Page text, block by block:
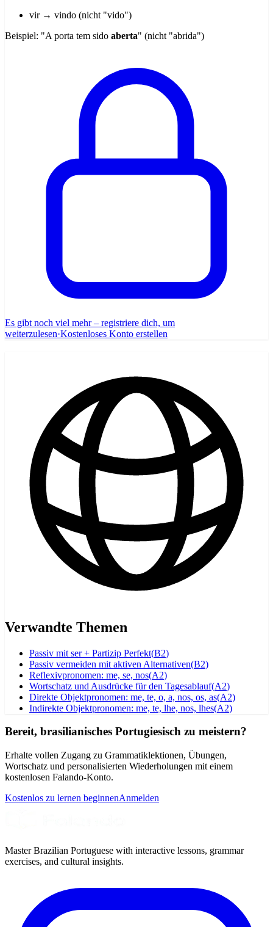
vir → vindo (nicht "vido")
Beispiel: "A porta tem sido aberta" (nicht "abrida")
Es gibt noch viel mehr – registriere dich, um
weiterzulesen·Kostenloses Konto erstellen
Verwandte Themen
Passiv mit ser + Partizip Perfekt(B2)
Passiv vermeiden mit aktiven Alternativen(B2)
Reflexivpronomen: me, se, nos(A2)
Wortschatz und Ausdrücke für den Tagesablauf(A2)
Direkte Objektpronomen: me, te, o, a, nos, os, as(A2)
Indirekte Objektpronomen: me, te, lhe, nos, lhes(A2)
Bereit, brasilianisches Portugiesisch zu meistern?
Erhalte vollen Zugang zu Grammatiklektionen, Übungen,
Wortschatz und personalisierten Wiederholungen mit einem
kostenlosen Falando-Konto.
Kostenlos zu lernen beginnenAnmelden
Master Brazilian Portuguese with interactive lessons, grammar
exercises, and cultural insights.